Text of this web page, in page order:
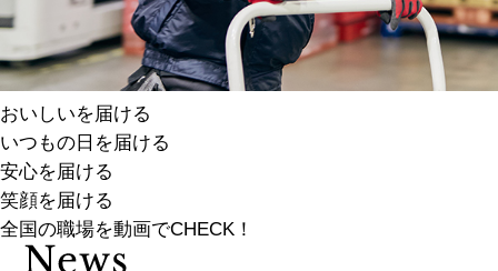
おいしいを届ける
いつもの日を届ける
安心を届ける
笑顔を届ける
全国の職場を動画でCHECK！